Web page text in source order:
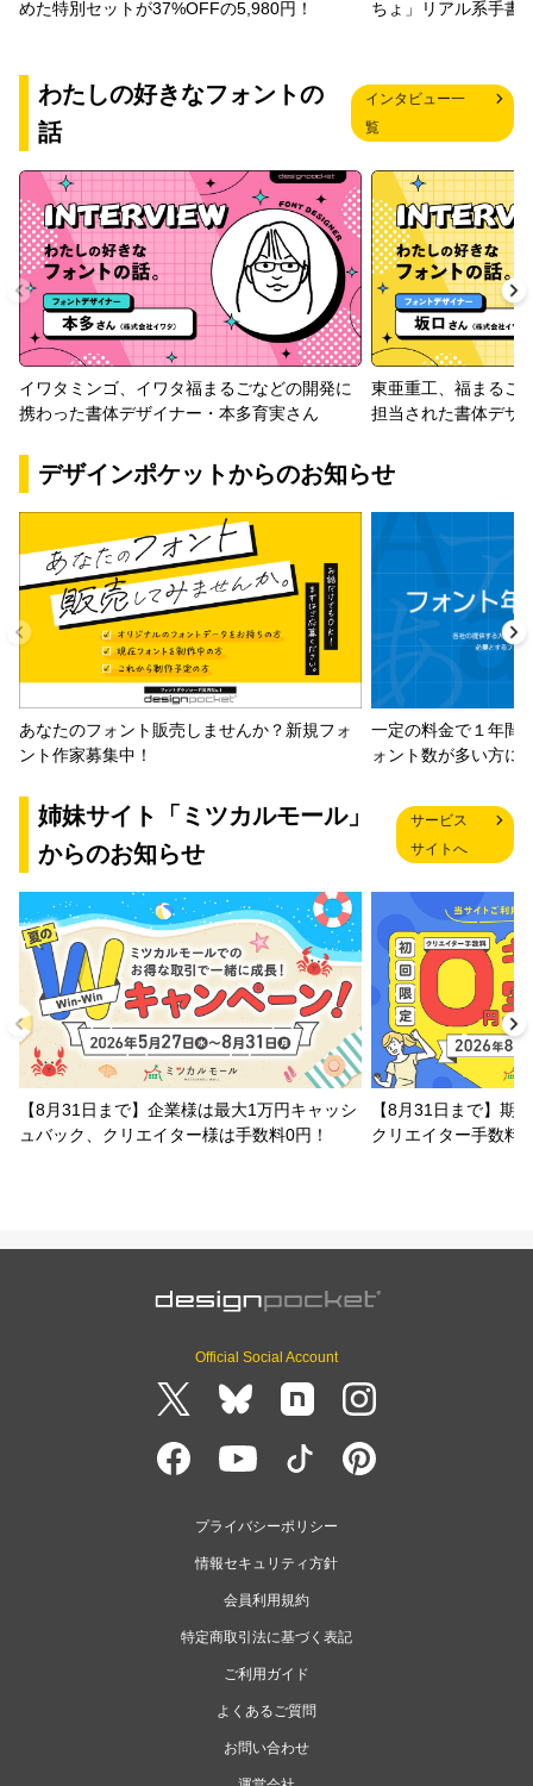
めた特別セットが37%OFFの5,980円！
ちょ」リアル系手書
わたしの好きなフォントの
話
インタビュー一
覧
イワタミンゴ、イワタ福まるごなどの開発に
携わった書体デザイナー・本多育実さん
東亜重工、福まるご
担当された書体デザ
デザインポケットからのお知らせ
あなたのフォント販売しませんか？新規フォ
ント作家募集中！
一定の料金で１年間
ォント数が多い方に
姉妹サイト「ミツカルモール」
からのお知らせ
サービス
サイトへ
【8月31日まで】企業様は最大1万円キャッシ
ュバック、クリエイター様は手数料0円！
【8月31日まで】期
クリエイター手数料
Official Social Account
プライバシーポリシー
情報セキュリティ方針
会員利用規約
特定商取引法に基づく表記
ご利用ガイド
よくあるご質問
お問い合わせ